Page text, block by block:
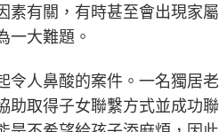
素有關，有時甚至會出現家
一大難題。
令人鼻酸的案件。一名獨居
助取得子女聯繫方式並成功